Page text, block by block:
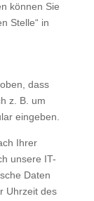
können Sie
Stelle“ in
dass
z. B. um
eingeben.
Ihrer
unsere IT-
Daten
Uhrzeit des